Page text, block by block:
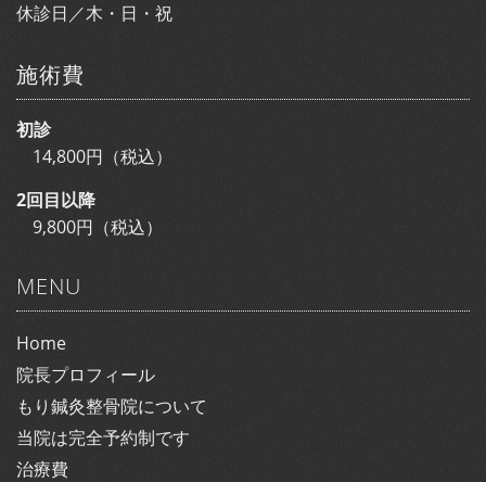
休診日／木・日・祝
施術費
初診
14,800円（税込）
2回目以降
9,800円（税込）
MENU
Home
院長プロフィール
もり鍼灸整骨院について
当院は完全予約制です
治療費